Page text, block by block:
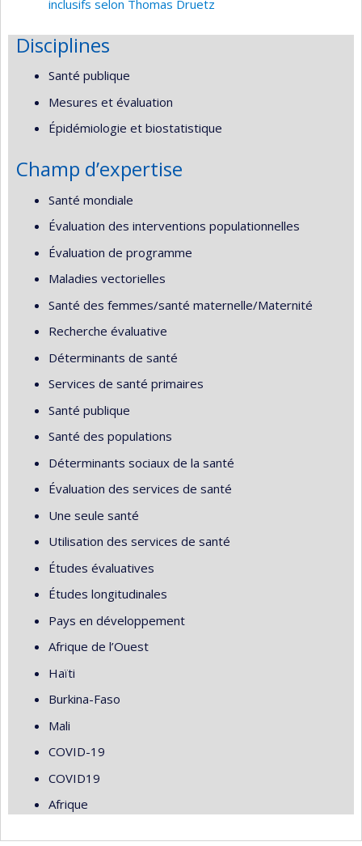
inclusifs selon Thomas Druetz
Disciplines
Santé publique
Mesures et évaluation
Épidémiologie et biostatistique
Champ d’expertise
Santé mondiale
Évaluation des interventions populationnelles
Évaluation de programme
Maladies vectorielles
Santé des femmes/santé maternelle/Maternité
Recherche évaluative
Déterminants de santé
Services de santé primaires
Santé publique
Santé des populations
Déterminants sociaux de la santé
Évaluation des services de santé
Une seule santé
Utilisation des services de santé
Études évaluatives
Études longitudinales
Pays en développement
Afrique de l’Ouest
Haïti
Burkina-Faso
Mali
COVID-19
COVID19
Afrique